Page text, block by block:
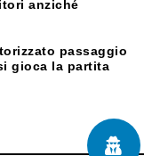
anziché
passaggio
gioca la partita